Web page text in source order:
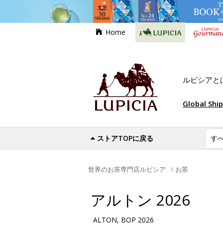
Home
ルピシアと
Global
ストアTOPに戻る
世界のお茶専門店ルピシア お茶
アルトン 2026
ALTON, BOP 2026